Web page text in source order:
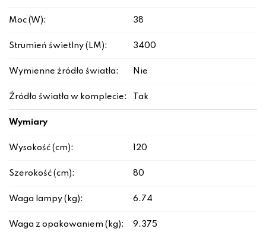
Moc (W): 38
Strumień świetlny (LM): 3400
Wymienne źródło światła: Nie
Źródło światła w komplecie: Tak
Wymiary
Wysokość (cm): 120
Szerokość (cm): 80
Waga lampy (kg): 6.74
Waga z opakowaniem (kg): 9.375